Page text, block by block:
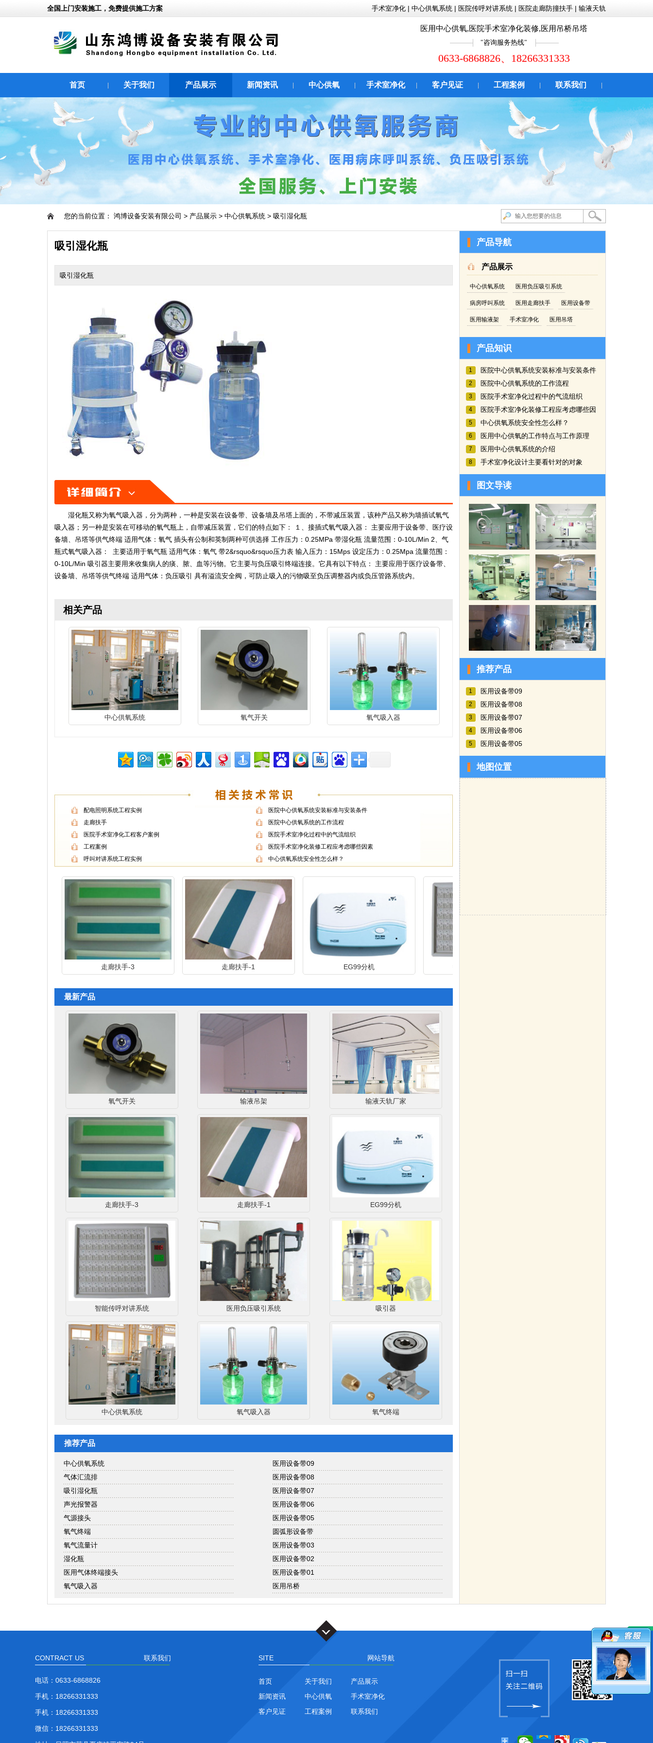
全国上门安装施工，免费提供施工方案 手术室净化 | 中心供氧系统 | 医院传呼对讲系统 | 医院走廊防撞扶手 | 输液天轨
医用中心供氧,医院手术室净化装修,医用吊桥吊塔
咨询服务热线
0633-6868826、18266331333
首页 关于我们 产品展示 新闻资讯 中心供氧 手术室净化 客户见证 工程案例 联系我们
您的当前位置： 鸿博设备安装有限公司 > 产品展示 > 中心供氧系统 > 吸引湿化瓶
吸引湿化瓶
吸引湿化瓶
湿化瓶又称为氧气吸入器，分为两种，一种是安装在设备带、设备墙及吊塔上面的，不带减压装置，该种产品又称为墙插试氧气
吸入器；另一种是安装在可移动的氧气瓶上，自带减压装置，它们的特点如下： １、接插式氧气吸入器： 主要应用于设备带、医疗设
备墙、吊塔等供气终端 适用气体：氧气 插头有公制和英制两种可供选择 工作压力：0.25MPa 带湿化瓶 流量范围：0-10L/Min 2、气
瓶式氧气吸入器： 主要适用于氧气瓶 适用气体：氧气 带2&rsquo&rsquo压力表 输入压力：15Mps 设定压力：0.25Mpa 流量范围：
0-10L/Min 吸引器主要用来收集病人的痰、脓、血等污物。它主要与负压吸引终端连接。它具有以下特点： 主要应用于医疗设备带、
设备墙、吊塔等供气终端 适用气体：负压吸引 具有溢流安全阀，可防止吸入的污物吸至负压调整器内或负压管路系统内。
相关产品
中心供氧系统 氧气开关 氧气吸入器
配电照明系统工程实例
走廊扶手
医院手术室净化工程客户案例
工程案例
呼叫对讲系统工程实例
医院中心供氧系统安装标准与安装条件
医院中心供氧系统的工作流程
医院手术室净化过程中的气流组织
医院手术室净化装修工程应考虑哪些因素
中心供氧系统安全性怎么样？
走廊扶手-3 走廊扶手-1 EG99分机
最新产品
氧气开关 输液吊架 输液天轨厂家
走廊扶手-3 走廊扶手-1 EG99分机
智能传呼对讲系统 医用负压吸引系统 吸引器
中心供氧系统 氧气吸入器 氧气终端
推荐产品
中心供氧系统
气体汇流排
吸引湿化瓶
声光报警器
气源接头
氧气终端
氧气流量计
湿化瓶
医用气体终端接头
氧气吸入器
医用设备带09
医用设备带08
医用设备带07
医用设备带06
医用设备带05
圆弧形设备带
医用设备带03
医用设备带02
医用设备带01
医用吊桥
产品导航
产品展示
中心供氧系统 医用负压吸引系统
病房呼叫系统 医用走廊扶手 医用设备带
医用输液架 手术室净化 医用吊塔
产品知识
1 医院中心供氧系统安装标准与安装条件
2 医院中心供氧系统的工作流程
3 医院手术室净化过程中的气流组织
4 医院手术室净化装修工程应考虑哪些因
5 中心供氧系统安全性怎么样？
6 医用中心供氧的工作特点与工作原理
7 医用中心供氧系统的介绍
8 手术室净化设计主要看针对的对象
图文导读
推荐产品
1 医用设备带09
2 医用设备带08
3 医用设备带07
4 医用设备带06
5 医用设备带05
地图位置
联系我们
CONTRACT US
电话： 0633-6868826
手机： 18266331333
手机： 18266331333
微信： 18266331333
网站导航
SITE
首页 关于我们
产品展示
新闻资讯
中心供氧
手术室净化
客户见证
工程案例 联系我们